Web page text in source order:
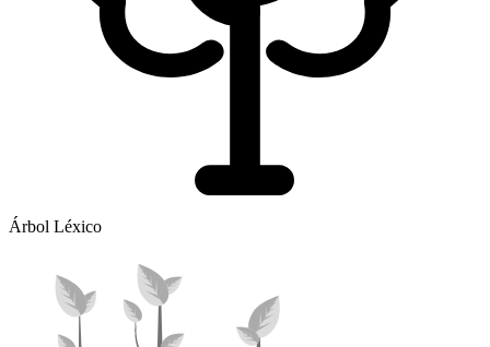
Árbol Léxico